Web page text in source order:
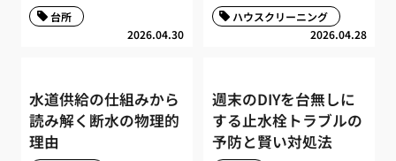
2026.04.30
台所
2026.04.28
ハウスクリーニング
水道供給の仕組みから
読み解く断水の物理的
理由
週末のDIYを台無しに
する止水栓トラブルの
予防と賢い対処法